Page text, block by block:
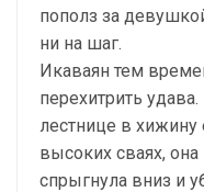
пополз за
ни на шаг.
Икаваян тем
перехитрить
лестнице в
высоких сваях,
спрыгнула вниз и